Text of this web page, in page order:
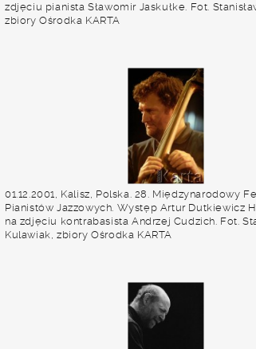
zdjęciu pianista Sławomir Jaskułke. Fot.
zbiory Ośrodka KARTA
01.12.2001, Kalisz, Polska. 28. Międzynarodowy
Pianistów Jazzowych. Występ Artur Dutkiewicz
na zdjęciu kontrabasista Andrzej Cudzich. Fot.
Kulawiak, zbiory Ośrodka KARTA